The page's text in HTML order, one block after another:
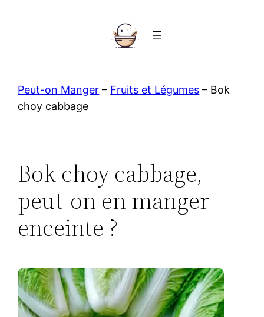
Peut-on Manger – Fruits et Légumes – Bok
choy cabbage
Bok choy cabbage,
peut-on en manger
enceinte ?